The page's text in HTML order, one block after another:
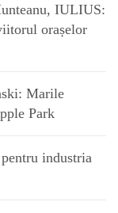
IULIUS:
orașelor
Marile
Park
industria